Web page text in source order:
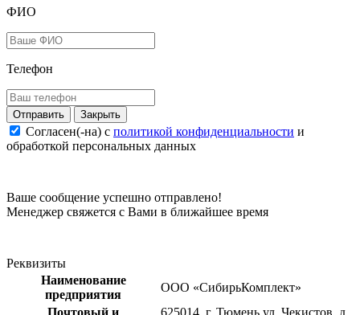
ФИО
Телефон
Закрыть
Согласен(-на) c политикой конфиденциальности и
обработкой персональных данных
Ваше сообщение успешно отправлено!
Менеджер свяжется с Вами в ближайшее время
Реквизиты
Наименование
предприятия
ООО «СибирьКомплект»
Почтовый и
625014, г. Тюмень ул. Чекистов, д.